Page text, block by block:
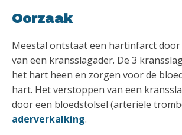
Oorzaak
Meestal ontstaat een hartinfarct
van een kransslagader. De 3
het hart heen en zorgen voor de
hart. Het verstoppen van een
door een bloedstolsel (arteriële
aderverkalking.